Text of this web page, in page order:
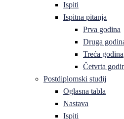
Ispiti
Ispitna pitanja
Prva godina
Druga
Treća godina
Četvrta
Postdiplomski studij
Oglasna tabla
Nastava
Ispiti